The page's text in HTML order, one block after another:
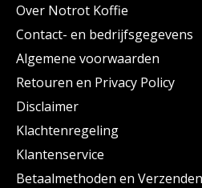
Over Notrot Koffie
Contact- en bedrijfsgegevens
Algemene voorwaarden
Retouren en Privacy Policy
Disclaimer
Klachtenregeling
Klantenservice
Betaalmethoden en Verzenden